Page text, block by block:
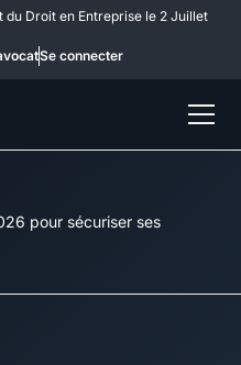
Droit en Entreprise le 2 Juillet
Se connecter
pour sécuriser ses